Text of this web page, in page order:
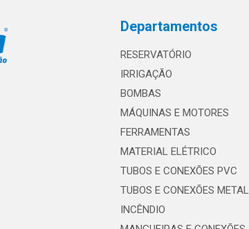
Departamentos
RESERVATÓRIO
IRRIGAÇÃO
BOMBAS
MÁQUINAS E MOTORES
FERRAMENTAS
MATERIAL ELÉTRICO
TUBOS E CONEXÕES PVC
TUBOS E CONEXÕES METAL
INCÊNDIO